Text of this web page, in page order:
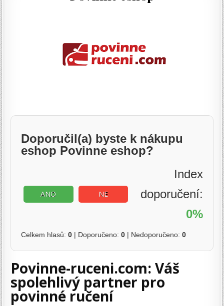
Doporučil(a) byste k nákupu
eshop Povinne eshop?
ANO NE
Index
doporučení:
0%
Celkem hlasů:0 | Doporučeno:0 | Nedoporučeno:0
Povinne-ruceni.com: Váš
spolehlivý partner pro
povinné ručení